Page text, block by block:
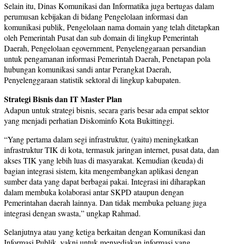
Selain itu, Dinas Komunikasi dan Informatika juga bertugas dalam
perumusan kebijakan di bidang Pengelolaan informasi dan
komunikasi publik, Pengelolaan nama domain yang telah ditetapkan
oleh Pemerintah Pusat dan sub domain di lingkup Pemerintah
Daerah, Pengelolaan egovernment, Penyelenggaraan persandian
untuk pengamanan informasi Pemerintah Daerah, Penetapan pola
hubungan komunikasi sandi antar Perangkat Daerah,
Penyelenggaraan statistik sektoral di lingkup kabupaten.
Strategi Bisnis dan IT Master Plan
Adapun untuk strategi bisnis, secara garis besar ada empat sektor
yang menjadi perhatian Diskominfo Kota Bukittinggi.
“Yang pertama dalam segi infrastruktur, (yaitu) meningkatkan
infrastruktur TIK di kota, termasuk jaringan internet, pusat data, dan
akses TIK yang lebih luas di masyarakat. Kemudian (keuda) di
bagian integrasi sistem, kita mengembangkan aplikasi dengan
sumber data yang dapat berbagai pakai. Integrasi ini diharapkan
dalam membuka kolaborasi antar SKPD ataupun dengan
Pemerintahan daerah lainnya. Dan tidak membuka peluang juga
integrasi dengan swasta,” ungkap Rahmad.
Selanjutnya atau yang ketiga berkaitan dengan Komunikasi dan